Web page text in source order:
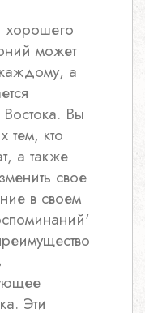
хорошего
может
каждому, а
Вы
тем, кто
а также
свое
в своем
Эти